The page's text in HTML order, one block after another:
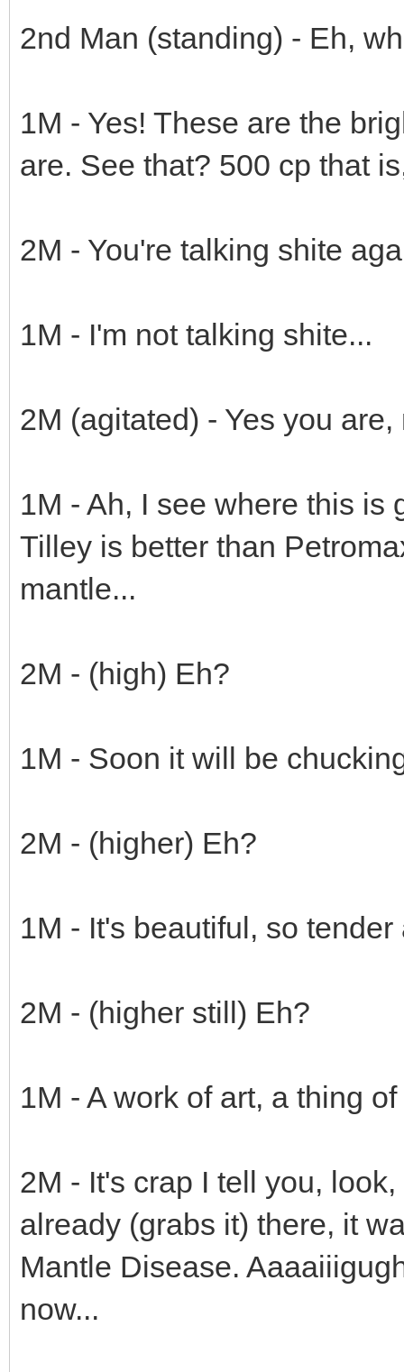
2nd Man (standing) - Eh,
1M - Yes! These are the
are. See that? 500 cp that
2M - You're talking shite
1M - I'm not talking shite...
2M (agitated) - Yes you
1M - Ah, I see where this is
Tilley is better than
mantle...
2M - (high) Eh?
1M - Soon it will be
2M - (higher) Eh?
1M - It's beautiful, so
2M - (higher still) Eh?
1M - A work of art, a thing
2M - It's crap I tell you,
already (grabs it) there, it
Mantle Disease.
now...